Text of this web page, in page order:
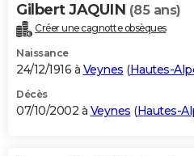
Gilbert JAQUIN (85 ans)
Créer une cagnotte obsèques
Naissance
24/12/1916 à Veynes (Hautes-
Décès
07/10/2002 à Veynes (Hautes-